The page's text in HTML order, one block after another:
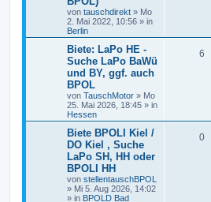
von tauschdirekt » Mo
2. Mai 2022, 10:56 » in
Berlin
Biete: LaPo HE -
Suche LaPo BaWü
und BY, ggf. auch
BPOL
von TauschMotor » Mo
25. Mai 2026, 18:45 » in
Hessen
6
Biete BPOLI Kiel /
DO Kiel , Suche
LaPo SH, HH oder
BPOLI HH
von stellentauschBPOL
» Mi 5. Aug 2026, 14:02
» in BPOLD Bad
0